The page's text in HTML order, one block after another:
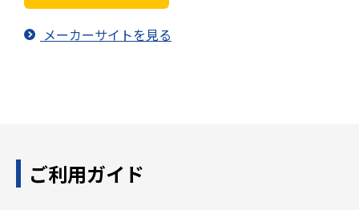
メーカーサイトを見る
ご利用ガイド